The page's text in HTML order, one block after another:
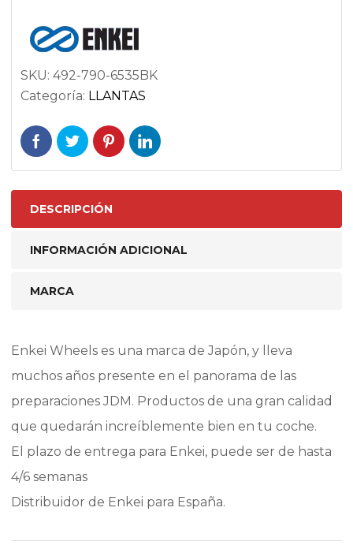
SKU: 492-790-6535BK
Categoría: LLANTAS
DESCRIPCIÓN
INFORMACIÓN ADICIONAL
MARCA
Enkei Wheels es una marca de Japón, y lleva
muchos años presente en el panorama de las
preparaciones JDM. Productos de una gran calidad
que quedarán increíblemente bien en tu coche.
El plazo de entrega para Enkei, puede ser de hasta
4/6 semanas
Distribuidor de Enkei para España.